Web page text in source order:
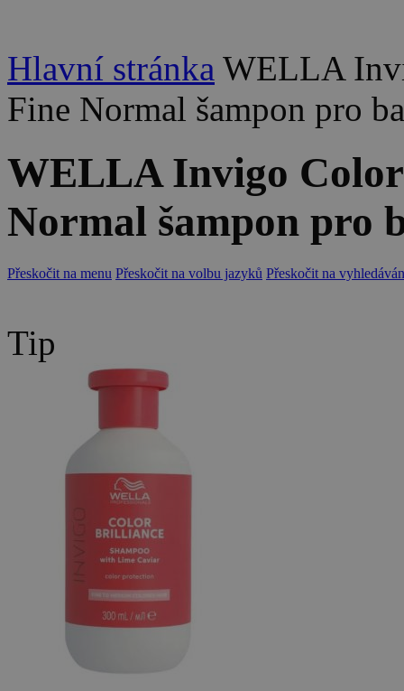
Hlavní stránka WELLA
Fine Normal šampon pro
WELLA Invigo
Normal šampon pro
Přeskočit na menu Přeskočit na volbu jazyků Přeskočit na
Tip